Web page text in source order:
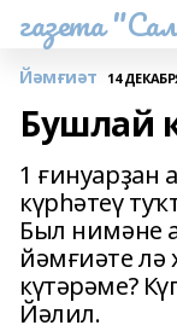
газета
Йәмғиәт 14
Бушлай
1 ғинуарҙан
күрһәтеү
Был нимәне
йәмғиәте лә
күтәрәме?
Йәлил.